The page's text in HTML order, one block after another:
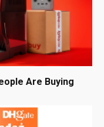
Are Buying